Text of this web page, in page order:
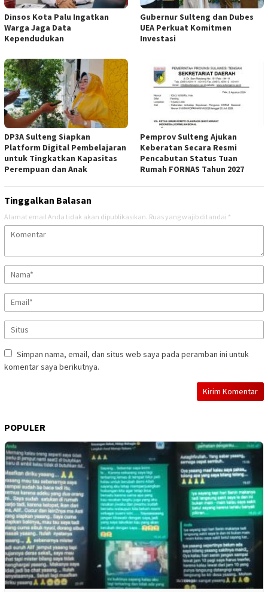
Dinsos Kota Palu Ingatkan
Warga Jaga Data
Kependudukan
Gubernur Sulteng dan Dubes
UEA Perkuat Komitmen
Investasi
DP3A Sulteng Siapkan
Platform Digital Pembelajaran
untuk Tingkatkan Kapasitas
Perempuan dan Anak
Pemprov Sulteng Ajukan
Keberatan Secara Resmi
Pencabutan Status Tuan
Rumah FORNAS Tahun 2027
Tinggalkan Balasan
Alamat email Anda tidak akan dipublikasikan. Ruas yang wajib ditandai *
Simpan nama, email, dan situs web saya pada peramban ini untuk
komentar saya berikutnya.
POPULER